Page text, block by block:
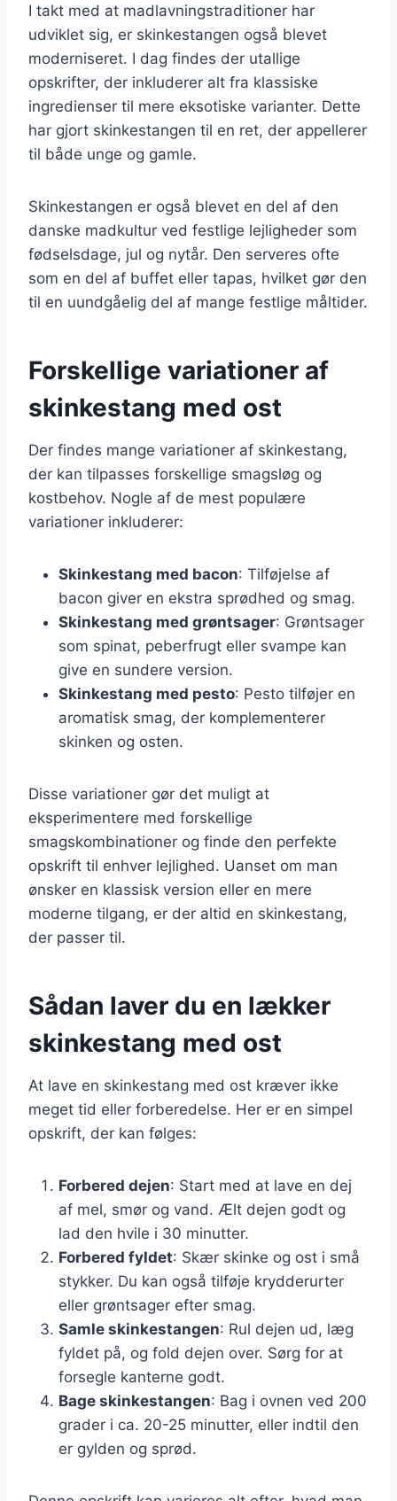
I takt med at madlavningstraditioner har
udviklet sig, er skinkestangen også blevet
moderniseret. I dag findes der utallige
opskrifter, der inkluderer alt fra klassiske
ingredienser til mere eksotiske varianter. Dette
har gjort skinkestangen til en ret, der appellerer
til både unge og gamle.
Skinkestangen er også blevet en del af den
danske madkultur ved festlige lejligheder som
fødselsdage, jul og nytår. Den serveres ofte
som en del af buffet eller tapas, hvilket gør den
til en uundgåelig del af mange festlige måltider.
Forskellige variationer af
skinkestang med ost
Der findes mange variationer af skinkestang,
der kan tilpasses forskellige smagsløg og
kostbehov. Nogle af de mest populære
variationer inkluderer:
Skinkestang med bacon: Tilføjelse af
bacon giver en ekstra sprødhed og smag.
Skinkestang med grøntsager: Grøntsager
som spinat, peberfrugt eller svampe kan
give en sundere version.
Skinkestang med pesto: Pesto tilføjer en
aromatisk smag, der komplementerer
skinken og osten.
Disse variationer gør det muligt at
eksperimentere med forskellige
smagskombinationer og finde den perfekte
opskrift til enhver lejlighed. Uanset om man
ønsker en klassisk version eller en mere
moderne tilgang, er der altid en skinkestang,
der passer til.
Sådan laver du en lækker
skinkestang med ost
At lave en skinkestang med ost kræver ikke
meget tid eller forberedelse. Her er en simpel
opskrift, der kan følges:
Forbered dejen: Start med at lave en dej
af mel, smør og vand. Ælt dejen godt og
lad den hvile i 30 minutter.
Forbered fyldet: Skær skinke og ost i små
stykker. Du kan også tilføje krydderurter
eller grøntsager efter smag.
Samle skinkestangen: Rul dejen ud, læg
fyldet på, og fold dejen over. Sørg for at
forsegle kanterne godt.
Bage skinkestangen: Bag i ovnen ved 200
grader i ca. 20-25 minutter, eller indtil den
er gylden og sprød.